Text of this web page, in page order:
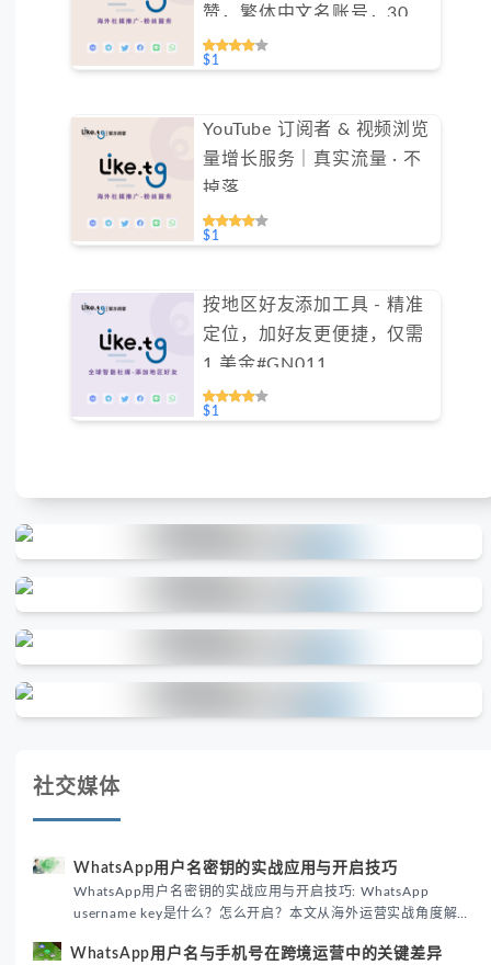
赞，繁体中文名账号，30天
包补保障（不支持免费测
试）
$1
YouTube 订阅者 & 视频浏览
量增长服务｜真实流量 · 不
掉落
$1
按地区好友添加工具 - 精准
定位，加好友更便捷，仅需
1 美金#GN011
$1
社交媒体
WhatsApp用户名密钥的实战应用与开启技巧
WhatsApp用户名密钥的实战应用与开启技巧: WhatsApp
username key是什么？怎么开启？本文从海外运营实战角度解析
境团队高效触达目标客户。
WhatsApp用户名与手机号在跨境运营中的关键差异